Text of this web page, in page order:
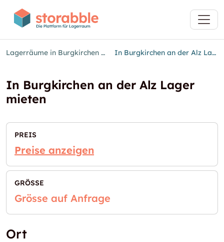
Lagerräume in Burgkirchen an der Alz In Burgkirchen an der Alz Lager mieten
In Burgkirchen an der Alz Lager
mieten
PREIS
Preise anzeigen
GRÖSSE
Grösse auf Anfrage
Ort